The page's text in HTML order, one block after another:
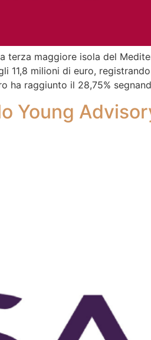
terza maggiore isola del
11,8 milioni di euro,
ha raggiunto il 28,75%
Young